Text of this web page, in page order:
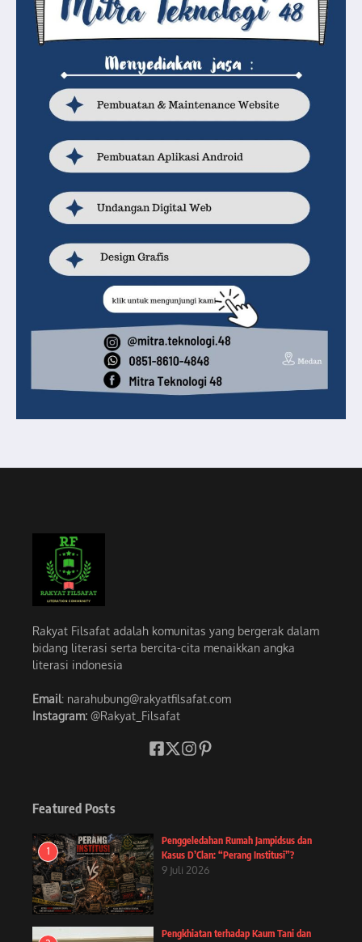
Rakyat Filsafat adalah komunitas yang bergerak dalam
bidang literasi serta bercita-cita menaikkan angka
literasi indonesia
Email: narahubung@rakyatfilsafat.com
Instagram: @Rakyat_Filsafat
Featured Posts
1
Penggeledahan Rumah Jampidsus dan
Kasus D’Clan: “Perang Institusi”?
9 Juli 2026
Pengkhiatan terhadap Kaum Tani dan